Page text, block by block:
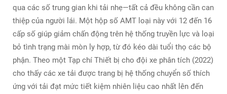
qua các số trung gian khi tải nhẹ—tất cả đều không cần can
thiệp của người lái. Một hộp số AMT loại này với 12 đến 16
cấp số giúp giảm chấn động trên hệ thống truyền lực và loại
bỏ tình trạng mài mòn ly hợp, từ đó kéo dài tuổi thọ các bộ
phận. Theo một Tạp chí Thiết bị cho đội xe phân tích (2022)
cho thấy các xe tải được trang bị hệ thống chuyển số thích
ứng với tải đạt mức tiết kiệm nhiên liệu cao nhất lên đến